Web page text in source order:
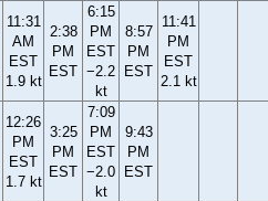
11:31
AM
EST
1.9 kt
2:38
PM
EST
6:15
PM
EST
−2.2
kt
8:57
PM
EST
11:41
PM
EST
2.1 kt
12:26
PM
EST
1.7 kt
3:25
PM
EST
7:09
PM
EST
−2.0
kt
9:43
PM
EST